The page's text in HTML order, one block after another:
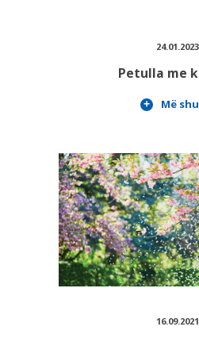
24.01.2023
Petulla me
Më
16.09.2021